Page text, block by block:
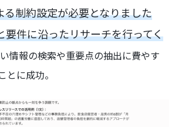
る制約設定が必要となりました
要件に沿ったリサーチを行ってく
情報の検索や重要点の抽出に費やす
とに成功。